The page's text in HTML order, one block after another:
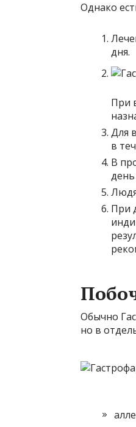
Однако
дня.
При
Для
в
В
При
Обычно
но в